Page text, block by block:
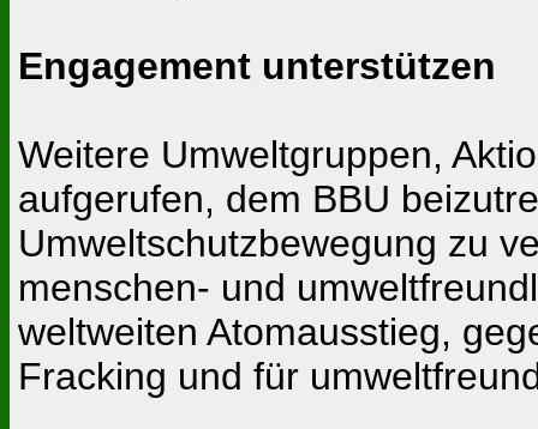
Engagement unterstützen
Weitere Umweltgruppen,
aufgerufen, dem BBU
Umweltschutzbewegung zu
menschen- und
weltweiten Atomausstieg,
Fracking und für